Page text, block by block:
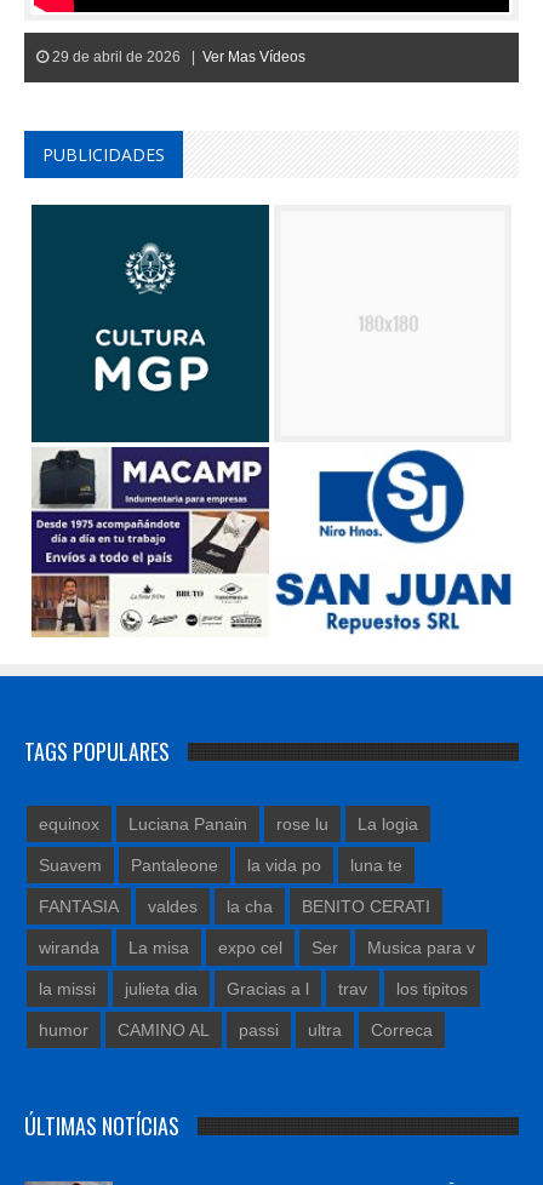
29 de abril de 2026 | Ver Mas Vídeos
PUBLICIDADES
TAGS POPULARES
equinox Luciana Panain rose lu La logia
Suavem Pantaleone la vida po luna te
FANTASIA valdes la cha BENITO CERATI
wiranda La misa expo cel Ser Musica para v
la missi julieta dia Gracias a l trav los tipitos
humor CAMINO AL passi ultra Correca
ÚLTIMAS NOTÍCIAS